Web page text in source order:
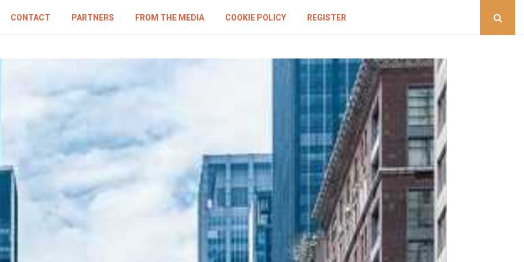
CONTACT PARTNERS FROM THE MEDIA COOKIE POLICY REGISTER